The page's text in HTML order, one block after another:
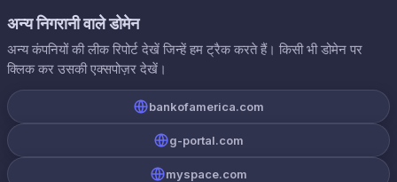
अन्य निगरानी वाले डोमेन
अन्य कंपनियों की लीक रिपोर्ट देखें जिन्हें हम ट्रैक करते हैं। किसी भी डोमेन पर
क्लिक कर उसकी एक्सपोज़र देखें।
bankofamerica.com
g-portal.com
myspace.com